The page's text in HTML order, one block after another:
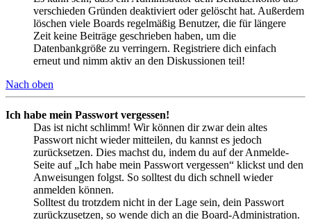
verschieden Gründen deaktiviert oder gelöscht hat. Außerdem
löschen viele Boards regelmäßig Benutzer, die für längere
Zeit keine Beiträge geschrieben haben, um die
Datenbankgröße zu verringern. Registriere dich einfach
erneut und nimm aktiv an den Diskussionen teil!
Nach oben
Ich habe mein Passwort vergessen!
Das ist nicht schlimm! Wir können dir zwar dein altes
Passwort nicht wieder mitteilen, du kannst es jedoch
zurücksetzen. Dies machst du, indem du auf der Anmelde-
Seite auf „Ich habe mein Passwort vergessen“ klickst und den
Anweisungen folgst. So solltest du dich schnell wieder
anmelden können.
Solltest du trotzdem nicht in der Lage sein, dein Passwort
zurückzusetzen, so wende dich an die Board-Administration.